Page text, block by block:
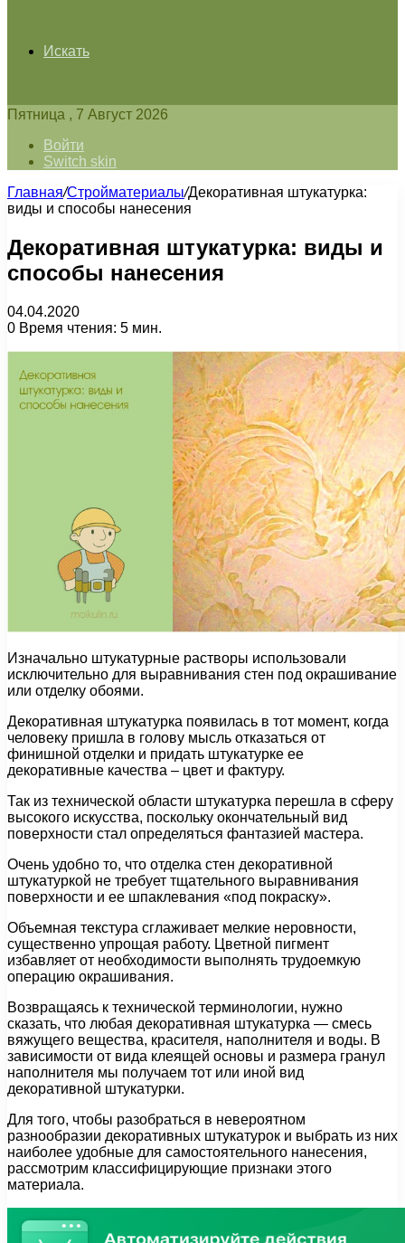
Искать
Пятница , 7 Август 2026
Войти
Switch skin
Главная/Стройматериалы/Декоративная штукатурка:
виды и способы нанесения
Декоративная штукатурка: виды и
способы нанесения
04.04.2020
0 Время чтения: 5 мин.
Изначально штукатурные растворы использовали
исключительно для выравнивания стен под окрашивание
или отделку обоями.
Декоративная штукатурка появилась в тот момент, когда
человеку пришла в голову мысль отказаться от
финишной отделки и придать штукатурке ее
декоративные качества – цвет и фактуру.
Так из технической области штукатурка перешла в сферу
высокого искусства, поскольку окончательный вид
поверхности стал определяться фантазией мастера.
Очень удобно то, что отделка стен декоративной
штукатуркой не требует тщательного выравнивания
поверхности и ее шпаклевания «под покраску».
Объемная текстура сглаживает мелкие неровности,
существенно упрощая работу. Цветной пигмент
избавляет от необходимости выполнять трудоемкую
операцию окрашивания.
Возвращаясь к технической терминологии, нужно
сказать, что любая декоративная штукатурка — смесь
вяжущего вещества, красителя, наполнителя и воды. В
зависимости от вида клеящей основы и размера гранул
наполнителя мы получаем тот или иной вид
декоративной штукатурки.
Для того, чтобы разобраться в невероятном
разнообразии декоративных штукатурок и выбрать из них
наиболее удобные для самостоятельного нанесения,
рассмотрим классифицирующие признаки этого
материала.